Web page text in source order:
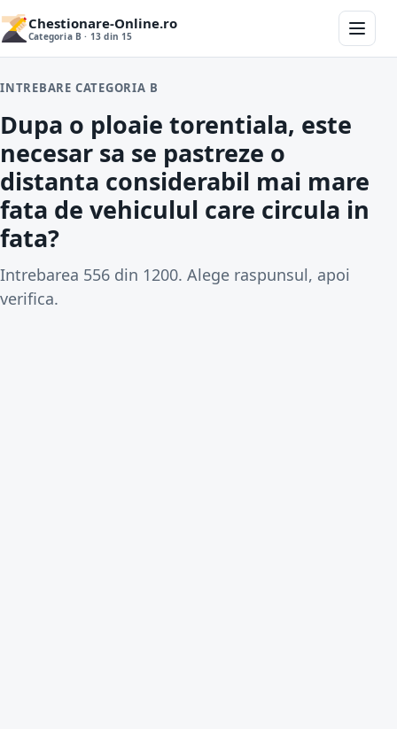
Chestionare-Online.ro
Categoria B · 13 din 15
INTREBARE CATEGORIA B
Dupa o ploaie torentiala, este
necesar sa se pastreze o
distanta considerabil mai mare
fata de vehiculul care circula in
fata?
Intrebarea 556 din 1200. Alege raspunsul, apoi
verifica.